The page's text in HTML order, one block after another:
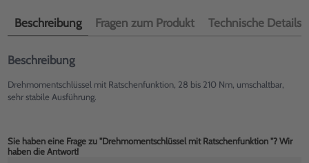
Beschreibung Fragen zum Produkt Technische Details
Beschreibung
Drehmomentschlüssel mit Ratschenfunktion, 28 bis 210 Nm, umschaltbar,
sehr stabile Ausführung.
Sie haben eine Frage zu "Drehmomentschlüssel mit Ratschenfunktion "? Wir
haben die Antwort!